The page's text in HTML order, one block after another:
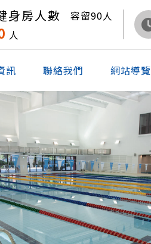
身房人數 容留90人
人
訊 聯絡我們 網站導覽